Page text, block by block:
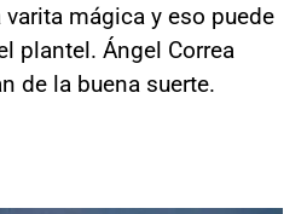
mágica y eso puede
plantel. Ángel Correa
de la buena suerte.